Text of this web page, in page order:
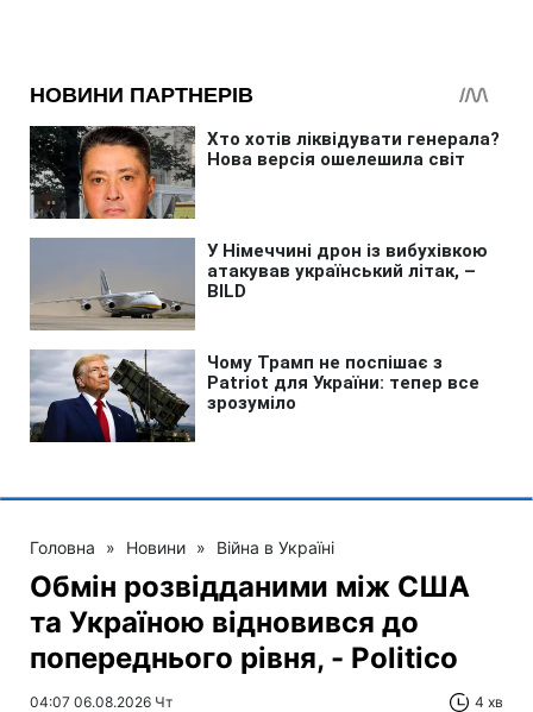
Головна » Новини » Війна в Україні
Обмін розвідданими між США
та Україною відновився до
попереднього рівня, - Politico
04:07 06.08.2026 Чт 4 хв